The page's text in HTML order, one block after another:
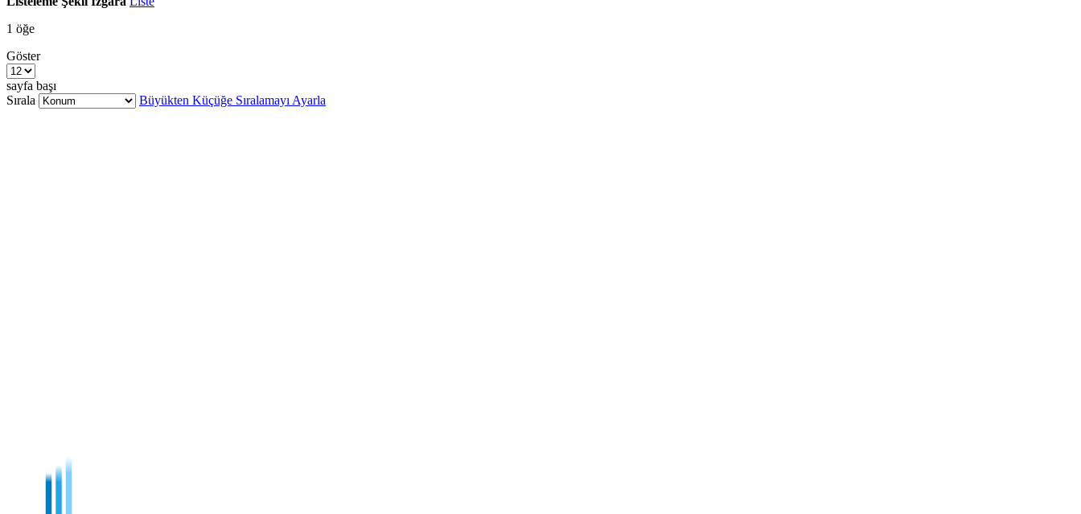
1 öğe
Göster
sayfa başı
Sırala
Büyükten Küçüğe Sıralamayı Ayarla